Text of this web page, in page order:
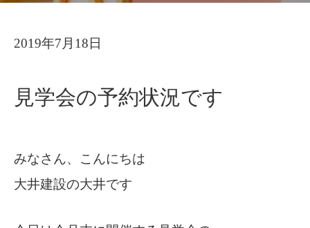
2019年7月18日
見学会の予約状況です
みなさん、こんにちは
大井建設の大井です